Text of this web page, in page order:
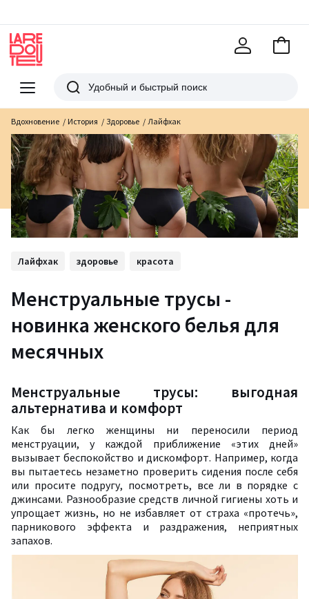
Меню
Redoute
Поиск
В
Вдохновение История Здоровье Лайфхак
Лайфхак здоровье красота
Менструальные трусы -
новинка женского белья для
месячных
Менструальные трусы: выгодная
альтернатива и комфорт
Как бы легко женщины ни переносили период
менструации, у каждой приближение «этих дней»
вызывает беспокойство и дискомфорт. Например, когда
вы пытаетесь незаметно проверить сидения после себя
или просите подругу, посмотреть, все ли в порядке с
джинсами. Разнообразие средств личной гигиены хоть и
упрощает жизнь, но не избавляет от страха «протечь»,
парникового эффекта и раздражения, неприятных
запахов.